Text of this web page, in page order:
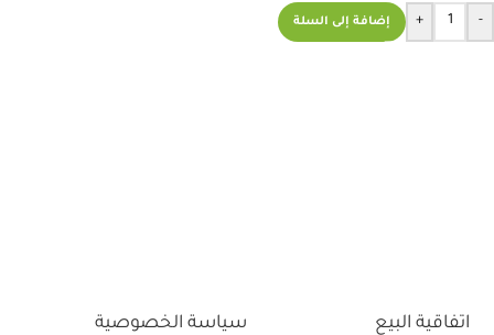
-
+ إضافة إلى السلة
اتفاقية البيع
سياسة الخصوصية